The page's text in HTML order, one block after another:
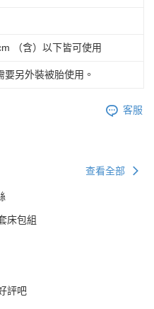
（含）以下皆可使用
要另外裝被胎使用。
客服
查看全部
床包組
評吧